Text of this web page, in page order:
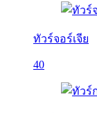
ทัวร์จอร์เจีย
40